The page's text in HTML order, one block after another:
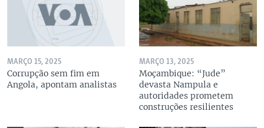
MARÇO 15, 2025
Corrupção sem fim em
Angola, apontam analistas
MARÇO 13, 2025
Moçambique: “Jude”
devasta Nampula e
autoridades prometem
construções resilientes